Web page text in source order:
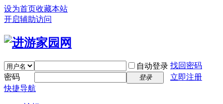
设为首页收藏本站
开启辅助访问
自动登录 找回密码
密码
登录
立即注册
快捷导航